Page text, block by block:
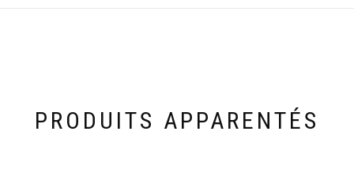
PRODUITS APPARENTÉS